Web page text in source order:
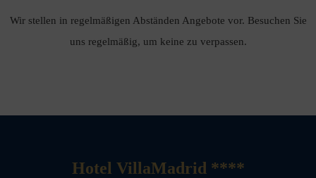
Wir stellen in regelmäßigen Abständen Angebote vor. Besuchen Sie
uns regelmäßig, um keine zu verpassen.
Hotel VillaMadrid ****